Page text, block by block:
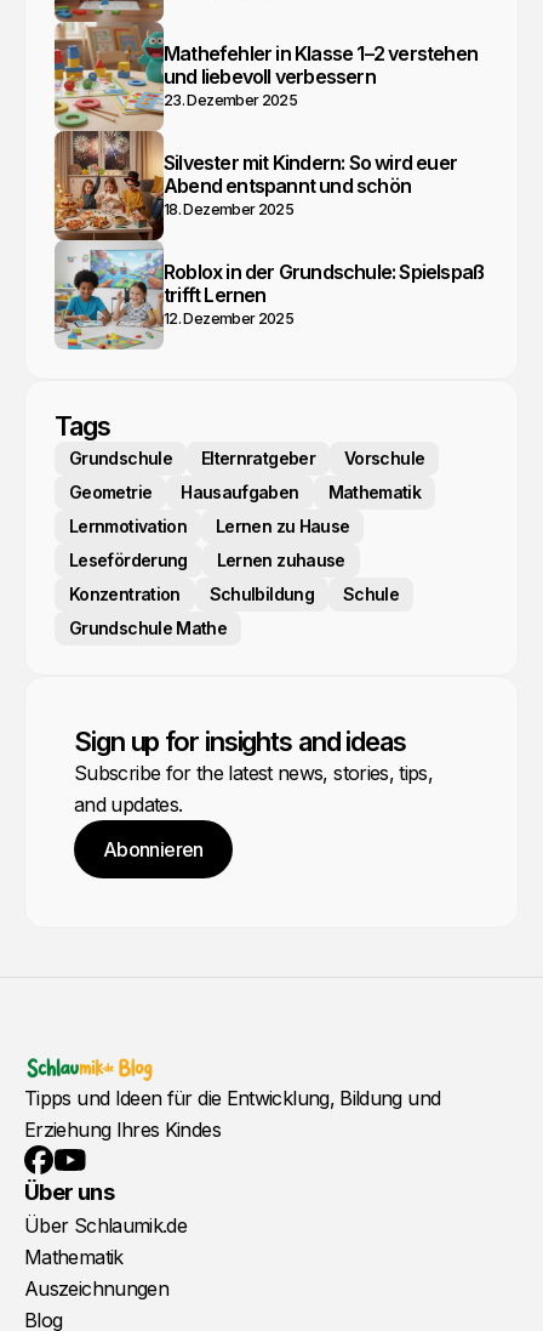
Mathefehler in Klasse 1–2 verstehen
und liebevoll verbessern
23. Dezember 2025
Silvester mit Kindern: So wird euer
Abend entspannt und schön
18. Dezember 2025
Roblox in der Grundschule: Spielspaß
trifft Lernen
12. Dezember 2025
Tags
Grundschule Elternratgeber
Vorschule
Geometrie
Hausaufgaben
Mathematik
Lernmotivation
Lernen zu Hause
Leseförderung
Lernen zuhause
Konzentration
Schulbildung
Schule
Grundschule Mathe
Sign up for insights and ideas
Subscribe for the latest news, stories, tips,
and updates.
Abonnieren
Tipps und Ideen für die Entwicklung, Bildung und
Erziehung Ihres Kindes
Facebook
YouTube
Über uns
Über Schlaumik.de
Mathematik
Auszeichnungen
Blog